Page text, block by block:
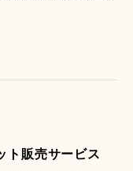
ト販売サービス